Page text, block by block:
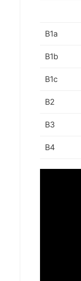
B1a
B1b
B1c
B2
B3
B4